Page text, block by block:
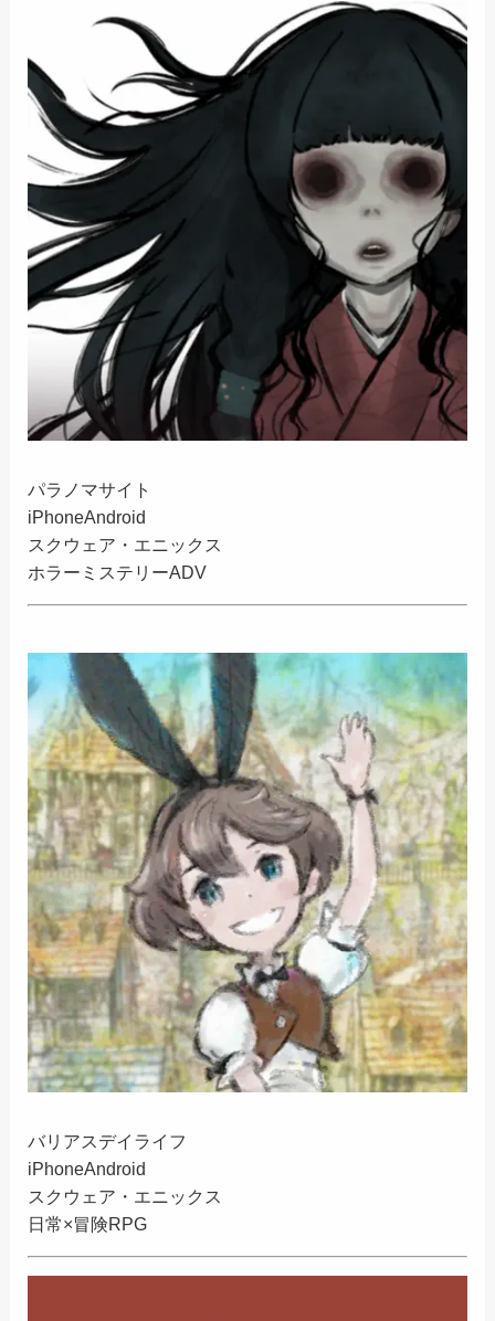
パラノマサイト
iPhoneAndroid
スクウェア・エニックス
ホラーミステリーADV
バリアスデイライフ
iPhoneAndroid
スクウェア・エニックス
日常×冒険RPG